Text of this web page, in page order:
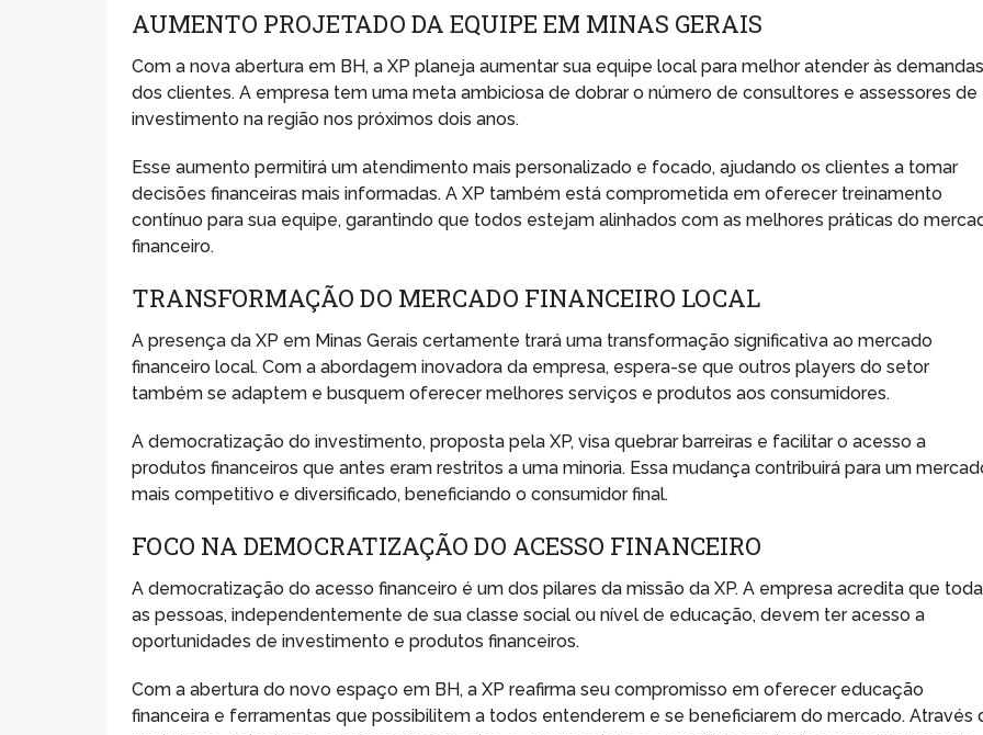
AUMENTO PROJETADO DA EQUIPE EM MINAS GERAIS
Com a nova abertura em BH, a XP planeja aumentar sua equipe local para melhor atender às demandas
dos clientes. A empresa tem uma meta ambiciosa de dobrar o número de consultores e assessores de
investimento na região nos próximos dois anos.
Esse aumento permitirá um atendimento mais personalizado e focado, ajudando os clientes a tomar
decisões financeiras mais informadas. A XP também está comprometida em oferecer treinamento
contínuo para sua equipe, garantindo que todos estejam alinhados com as melhores práticas do
financeiro.
TRANSFORMAÇÃO DO MERCADO FINANCEIRO LOCAL
A presença da XP em Minas Gerais certamente trará uma transformação significativa ao mercado
financeiro local. Com a abordagem inovadora da empresa, espera-se que outros players do setor
também se adaptem e busquem oferecer melhores serviços e produtos aos consumidores.
A democratização do investimento, proposta pela XP, visa quebrar barreiras e facilitar o acesso a
produtos financeiros que antes eram restritos a uma minoria. Essa mudança contribuirá para um
mais competitivo e diversificado, beneficiando o consumidor final.
FOCO NA DEMOCRATIZAÇÃO DO ACESSO FINANCEIRO
A democratização do acesso financeiro é um dos pilares da missão da XP. A empresa acredita que
as pessoas, independentemente de sua classe social ou nível de educação, devem ter acesso a
oportunidades de investimento e produtos financeiros.
Com a abertura do novo espaço em BH, a XP reafirma seu compromisso em oferecer educação
financeira e ferramentas que possibilitem a todos entenderem e se beneficiarem do mercado. Através